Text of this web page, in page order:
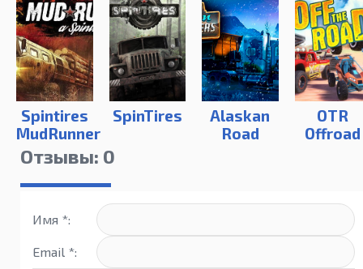
Spintires
MudRunner
SpinTires
Alaskan
Road
OTR
Offroad
Отзывы: 0
Имя *:
Email *: